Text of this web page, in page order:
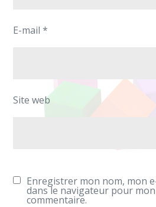
E-mail*
Site web
Enregistrer mon nom, mon
dans le navigateur pour
commentaire.